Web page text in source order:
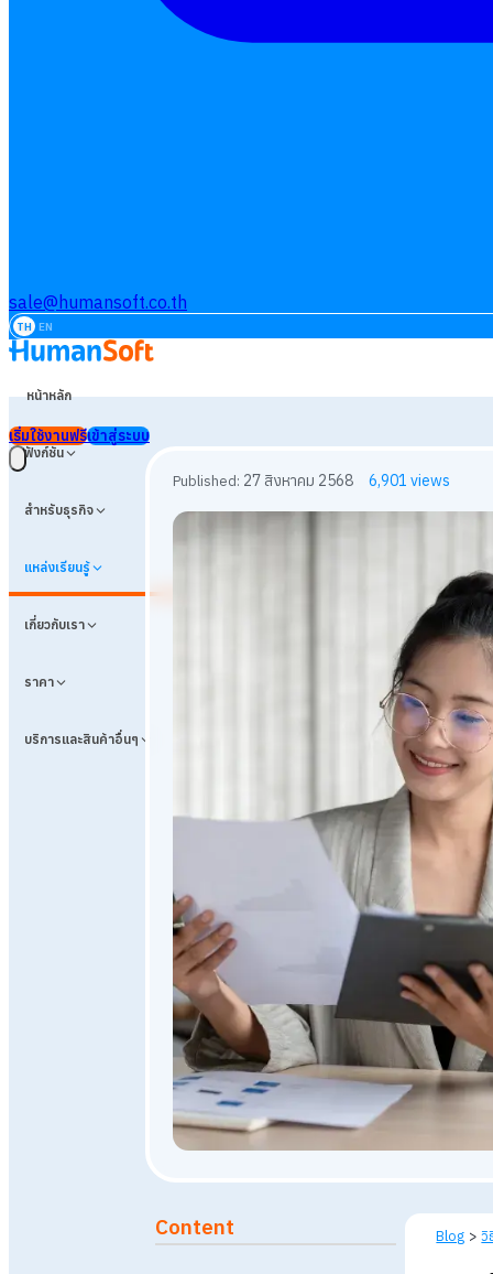
sale@humansoft.co.th
TH EN
หน้าหลัก
ฟังก์ชัน
สำหรับธุรกิจ
แหล่งเรียนรู้
เกี่ยวกับเรา
ราคา
บริการและสินค้าอื่นๆ
เริ่มใช้งานฟรีเข้าสู่ระบบ
Published: 27 สิงหาคม 2568 6,901